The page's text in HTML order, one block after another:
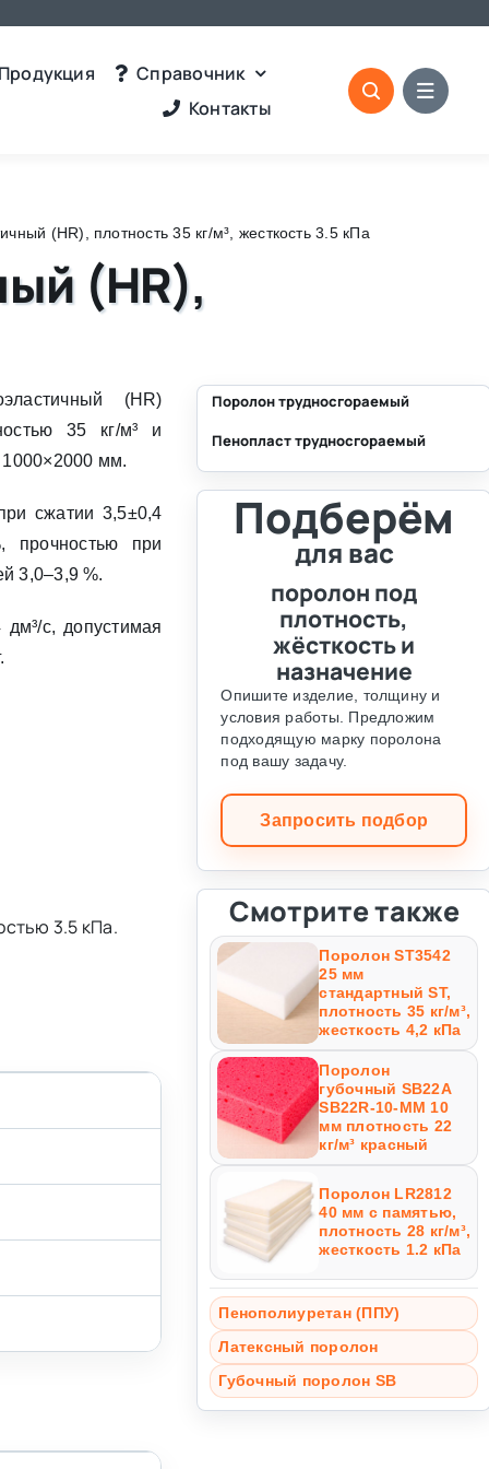
Справочник
Контакты
(HR), плотность 35 кг/м³, жесткость 3.5 кПа
(HR),
(HR)
35 кг/м³ и
1000×2000 мм.
сжатии 3,5±0,4
прочностью при
3,0–3,9 %.
дм³/с, допустимая
3.5 кПа.
Поролон трудносгораемый
Пенопласт трудносгораемый
Подберём
для вас
поролон под
плотность,
жёсткость и
назначение
Опишите изделие, толщину и
условия работы. Предложим
подходящую марку поролона
под вашу задачу.
Запросить подбор
Смотрите также
Поролон ST3542
25 мм
стандартный ST,
плотность 35 кг/м³,
жесткость 4,2 кПа
Поролон
губочный SB22A
SB22R-10-MM 10
мм плотность 22
кг/м³ красный
Поролон LR2812
40 мм с памятью,
плотность 28 кг/м³,
жесткость 1.2 кПа
Пенополиуретан (ППУ)
Латексный поролон
Губочный поролон SB